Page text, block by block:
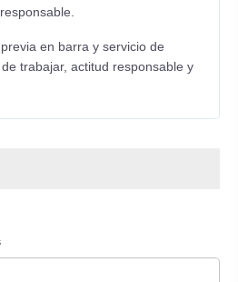
en barra y servicio de
trabajar, actitud responsable y